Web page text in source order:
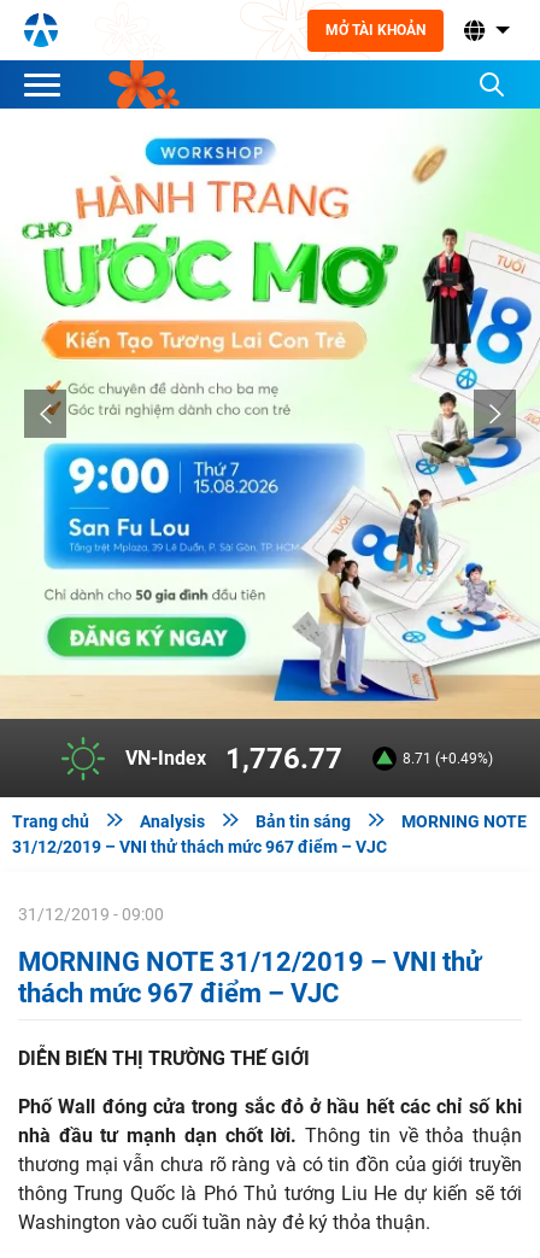
MỞ TÀI KHOẢN
VN-Index 1,776.77 8.71 (+0.49%)
Trang chủ  Analysis  Bản tin sáng 
MORNING NOTE
31/12/2019 – VNI thử thách mức 967 điểm – VJC
31/12/2019 - 09:00
MORNING NOTE 31/12/2019 – VNI thử
thách mức 967 điểm – VJC
DIỄN BIẾN THỊ TRƯỜNG THẾ GIỚI
Phố Wall đóng cửa trong sắc đỏ ở hầu hết các chỉ số khi
nhà đầu tư mạnh dạn chốt lời.Thông tin về thỏa thuận
thương mại vẫn chưa rõ ràng và có tin đồn của giới truyền
thông Trung Quốc là Phó Thủ tướng Liu He dự kiến sẽ tới
Washington vào cuối tuần này đẻ ký thỏa thuận.